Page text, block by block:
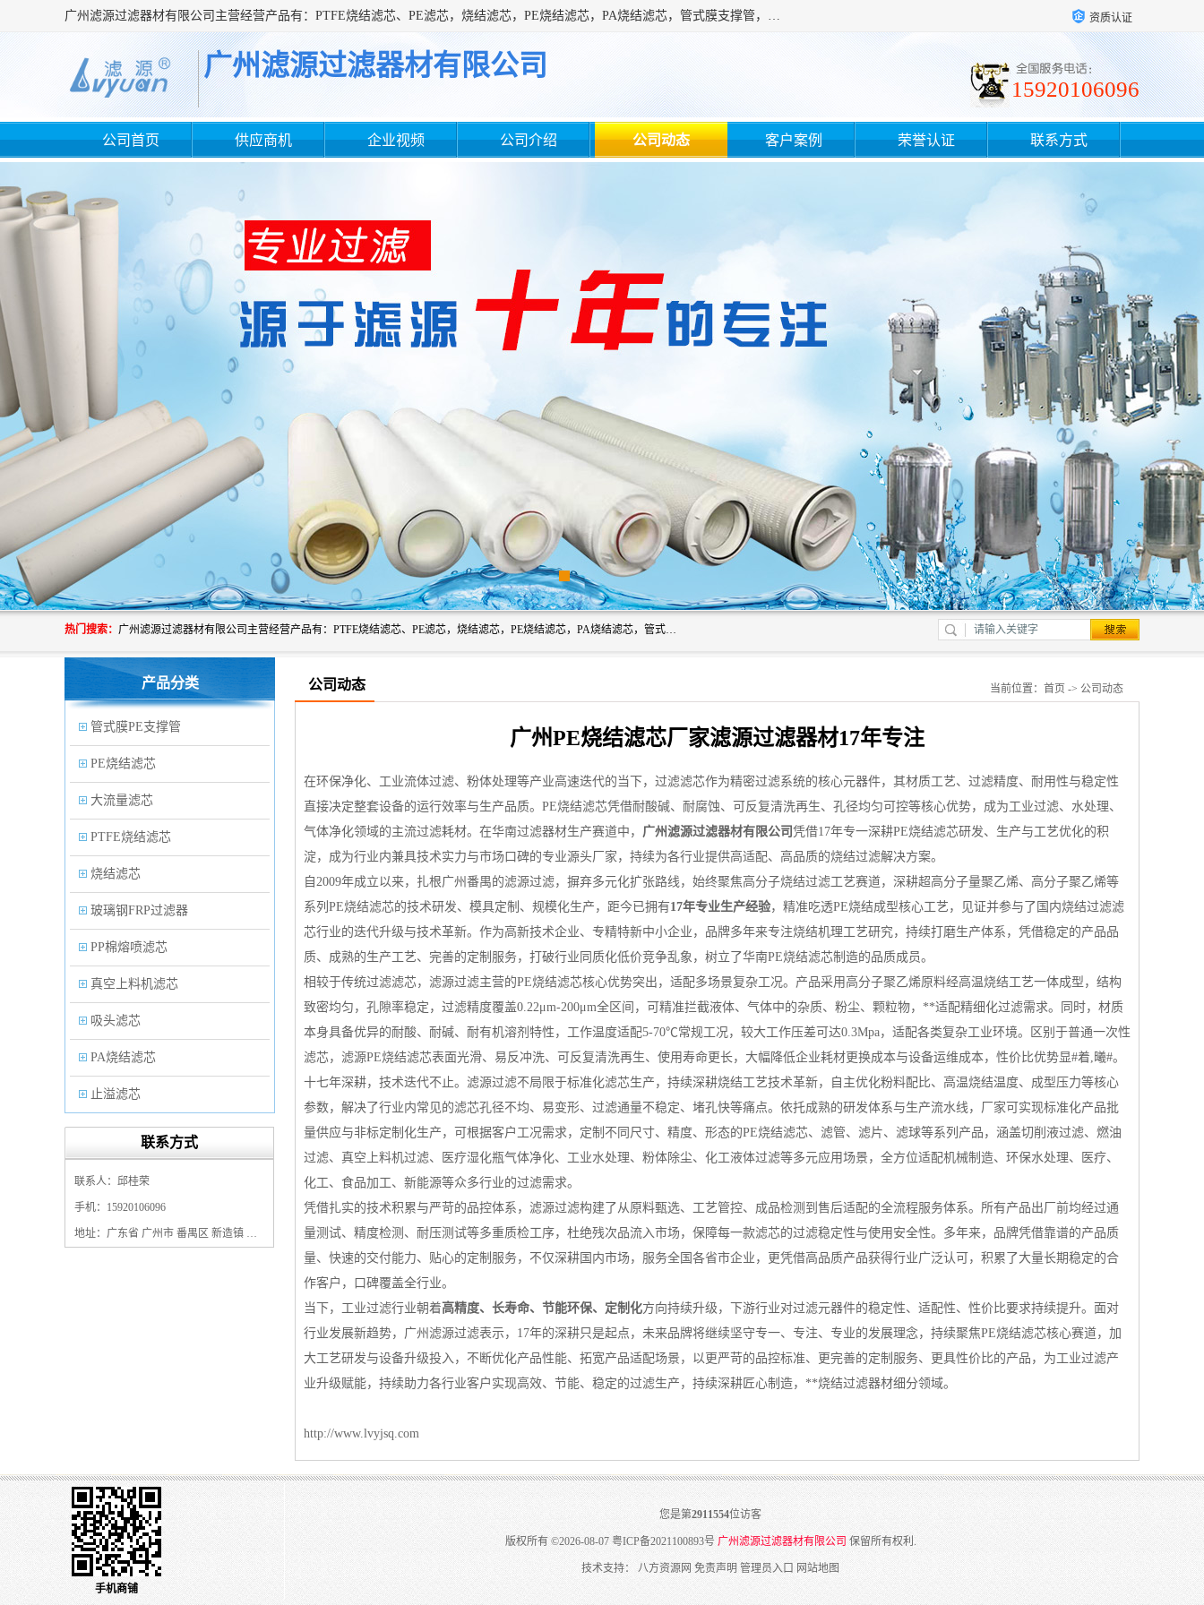
广州滤源过滤器材有限公司主营经营产品有：PTFE烧结滤芯、PE滤芯，烧结滤芯，PE烧结滤芯，PA烧结滤芯，管式膜支撑管，真空上料机滤芯，粉末烧结滤芯，止溢滤芯，吸头滤芯，湿化瓶滤芯、不锈钢烧结滤芯等。公司现拥有一批精干的管理人员和一支高素质的技术队伍，舒适优雅的办公环境和拥有全新现代化标准厂房。 资质认证
广州滤源过滤器材有限公司
15920106096
公司首页 供应商机 企业视频 公司介绍 公司动态 客户案例 荣誉认证 联系方式
热门搜索： 广州滤源过滤器材有限公司主营经营产品有：PTFE烧结滤芯、PE滤芯，烧结滤芯，PE烧结滤芯，PA烧结滤芯，管式膜支撑管，真空上料机滤芯，粉末烧结滤芯，止溢滤芯，吸头滤芯，湿化瓶滤芯、不锈钢烧结滤芯等。公司现拥有一批精干的管理人员和一支高素质的技术队伍，舒适优雅的办公环境和拥有全新现代化标准厂房。
产品分类
管式膜PE支撑管
PE烧结滤芯
大流量滤芯
PTFE烧结滤芯
烧结滤芯
玻璃钢FRP过滤器
PP棉熔喷滤芯
真空上料机滤芯
吸头滤芯
PA烧结滤芯
止溢滤芯
PP塑料过滤器
保安过滤器滤芯
联系方式
联系人：邱桂荣
手机：15920106096
地址：广东省 广州市 番禺区 新造镇 新造镇石角咀街4号三楼之一
公司动态 当前位置： 首页 -> 公司动态
广州PE烧结滤芯厂家滤源过滤器材17年专注
在环保净化、工业流体过滤、粉体处理等产业高速迭代的当下，过滤滤芯作为精密过滤系统的核心元器件，其材质工艺、过滤精度、耐用性与稳定性
直接决定整套设备的运行效率与生产品质。PE烧结滤芯凭借耐酸碱、耐腐蚀、可反复清洗再生、孔径均匀可控等核心优势，成为工业过滤、水处理、
气体净化领域的主流过滤耗材。在华南过滤器材生产赛道中， 广州滤源过滤器材有限公司 凭借17年专一深耕PE烧结滤芯研发、生产与工艺优化的积
淀，成为行业内兼具技术实力与市场口碑的专业源头厂家，持续为各行业提供高适配、高品质的烧结过滤解决方案。
自2009年成立以来，扎根广州番禺的滤源过滤，摒弃多元化扩张路线，始终聚焦高分子烧结过滤工艺赛道，深耕超高分子量聚乙烯、高分子聚乙烯等
系列PE烧结滤芯的技术研发、模具定制、规模化生产，距今已拥有17年专业生产经验，精准吃透PE烧结成型核心工艺，见证并参与了国内烧结过滤滤
芯行业的迭代升级与技术革新。作为高新技术企业、专精特新中小企业，品牌多年来专注烧结机理工艺研究，持续打磨生产体系，凭借稳定的产品品
质、成熟的生产工艺、完善的定制服务，打破行业同质化低价竞争乱象，树立了华南PE烧结滤芯制造的品质成员。
相较于传统过滤滤芯，滤源过滤主营的PE烧结滤芯核心优势突出，适配多场景复杂工况。产品采用高分子聚乙烯原料经高温烧结工艺一体成型，结构
致密均匀，孔隙率稳定，过滤精度覆盖0.22μm-200μm全区间，可精准拦截液体、气体中的杂质、粉尘、颗粒物，**适配精细化过滤需求。同时，材质
本身具备优异的耐酸、耐碱、耐有机溶剂特性，工作温度适配5-70℃常规工况，较大工作压差可达0.3Mpa，适配各类复杂工业环境。区别于普通一次性
滤芯，滤源PE烧结滤芯表面光滑、易反冲洗、可反复清洗再生、使用寿命更长，大幅降低企业耗材更换成本与设备运维成本，性价比优势显#着,曦#。
十七年深耕，技术迭代不止。滤源过滤不局限于标准化滤芯生产，持续深耕烧结工艺技术革新，自主优化粉料配比、高温烧结温度、成型压力等核心
参数，解决了行业内常见的滤芯孔径不均、易变形、过滤通量不稳定、堵孔快等痛点。依托成熟的研发体系与生产流水线，厂家可实现标准化产品批
量供应与非标定制化生产，可根据客户工况需求，定制不同尺寸、精度、形态的PE烧结滤芯、滤管、滤片、滤球等系列产品，涵盖切削液过滤、燃油
过滤、真空上料机过滤、医疗湿化瓶气体净化、工业水处理、粉体除尘、化工液体过滤等多元应用场景，全方位适配机械制造、环保水处理、医疗、
化工、食品加工、新能源等众多行业的过滤需求。
凭借扎实的技术积累与严苛的品控体系，滤源过滤构建了从原料甄选、工艺管控、成品检测到售后适配的全流程服务体系。所有产品出厂前均经过通
量测试、精度检测、耐压测试等多重质检工序，杜绝残次品流入市场，保障每一款滤芯的过滤稳定性与使用安全性。多年来，品牌凭借靠谱的产品质
量、快速的交付能力、贴心的定制服务，不仅深耕国内市场，服务全国各省市企业，更凭借高品质产品获得行业广泛认可，积累了大量长期稳定的合
作客户，口碑覆盖全行业。
当下，工业过滤行业朝着高精度、长寿命、节能环保、定制化方向持续升级，下游行业对过滤元器件的稳定性、适配性、性价比要求持续提升。面对
行业发展新趋势，广州滤源过滤表示，17年的深耕只是起点，未来品牌将继续坚守专一、专注、专业的发展理念，持续聚焦PE烧结滤芯核心赛道，加
大工艺研发与设备升级投入，不断优化产品性能、拓宽产品适配场景，以更严苛的品控标准、更完善的定制服务、更具性价比的产品，为工业过滤产
业升级赋能，持续助力各行业客户实现高效、节能、稳定的过滤生产，持续深耕匠心制造，**烧结过滤器材细分领域。
http://www.lvyjsq.com
手机商铺
您是第2911554位访客
版权所有 ©2026-08-07 粤ICP备2021100893号 广州滤源过滤器材有限公司 保留所有权利.
技术支持： 八方资源网 免责声明 管理员入口 网站地图